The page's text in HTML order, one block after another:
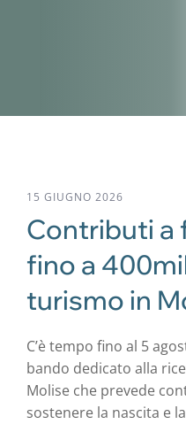
15 GIUGNO 2026
Contributi a
fino a
turismo in
C’è tempo fino al 5
bando dedicato alla
Molise che prevede
sostenere la nascita e